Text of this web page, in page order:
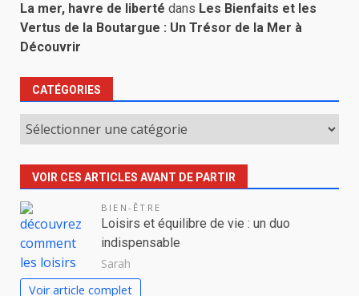
La mer, havre de liberté dans Les Bienfaits et les
Vertus de la Boutargue : Un Trésor de la Mer à
Découvrir
CATÉGORIES
Catégories
VOIR CES ARTICLES AVANT DE PARTIR
BIEN-ÊTRE
Loisirs et équilibre de vie : un duo
indispensable
Sarah
Voir article complet